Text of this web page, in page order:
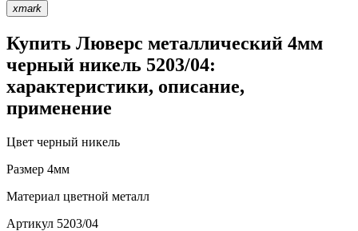
xmark
Купить Люверс металлический 4мм
черный никель 5203/04:
характеристики, описание,
применение
Цвет черный никель
Размер 4мм
Материал цветной металл
Артикул 5203/04